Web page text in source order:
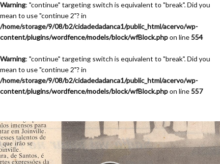
Warning: "continue" targeting switch is equivalent to "break". Did you
mean to use "continue 2"? in
/home/storage/9/08/b2/cidadedadanca1/public_html/acervo/wp-
content/plugins/wordfence/models/block/wfBlock.phpon line554
Warning: "continue" targeting switch is equivalent to "break". Did you
mean to use "continue 2"? in
/home/storage/9/08/b2/cidadedadanca1/public_html/acervo/wp-
content/plugins/wordfence/models/block/wfBlock.phpon line557
Festival de Dança de Joinville - 7a. Edição - 1989